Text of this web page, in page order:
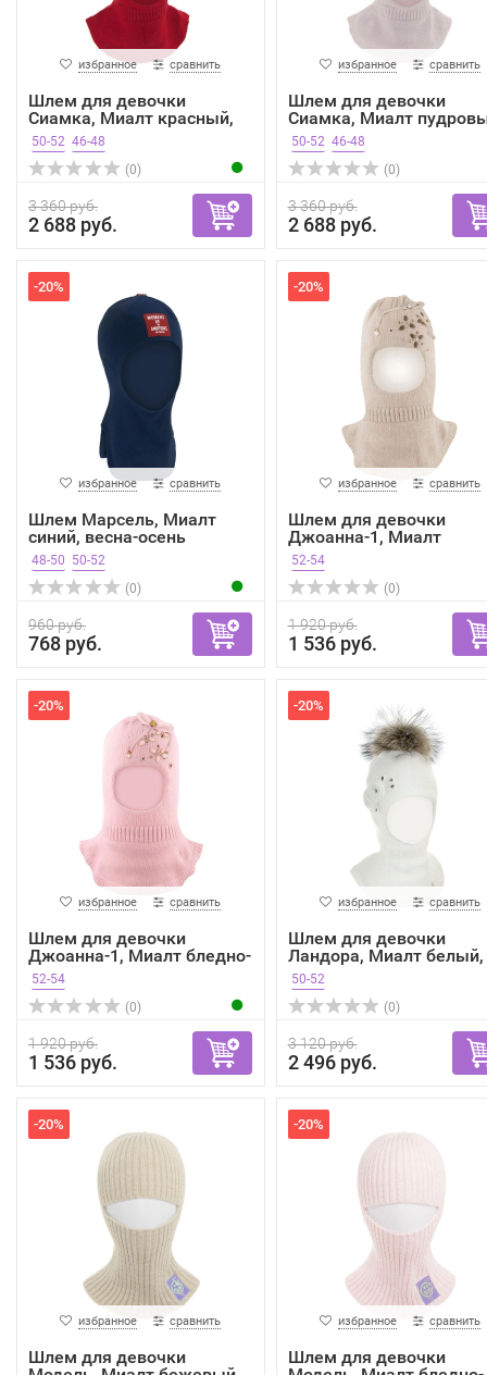
избранное сравнить
Шлем для девочки
Сиамка, Миалт красный,
зима
50-52 46-48
(0)
3 360 руб.
2 688 руб.
избранное сравнить
Шлем для девочки
Сиамка, Миалт
зима
50-52 46-48
(0)
3 360 руб.
2 688 руб.
-20%
избранное сравнить
Шлем Марсель, Миалт
синий, весна-осень
48-50 50-52
(0)
960 руб.
768 руб.
-20%
избранное сравнить
Шлем для девочки
Джоанна-1, Миалт
бежевый, ...
52-54
(0)
1 920 руб.
1 536 руб.
-20%
избранное сравнить
Шлем для девочки
Джоанна-1, Миалт бледно-
ро...
52-54
(0)
1 920 руб.
1 536 руб.
-20%
избранное сравнить
Шлем для девочки
Ландора, Миалт белый,
зима
50-52
(0)
3 120 руб.
2 496 руб.
-20%
избранное сравнить
Шлем для девочки
-20%
избранное сравнить
Шлем для девочки